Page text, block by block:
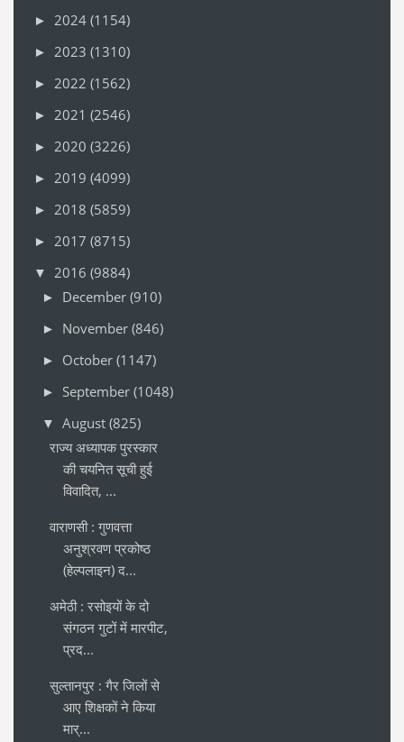
► 2024 (1154)
► 2023 (1310)
► 2022 (1562)
► 2021 (2546)
► 2020 (3226)
► 2019 (4099)
► 2018 (5859)
► 2017 (8715)
▼ 2016 (9884)
► December (910)
► November (846)
► October (1147)
► September (1048)
▼ August (825)
राज्य अध्यापक पुरस्कार
की चयनित सूची हुई
विवादित, ...
वाराणसी : गुणवत्ता
अनुश्रवण प्रकोष्ठ
(हेल्पलाइन) द...
अमेठी : रसोइयों के दो
संगठन गुटों में मारपीट,
प्रद...
सुल्तानपुर : गैर जिलों से
आए शिक्षकों ने किया
मार्...